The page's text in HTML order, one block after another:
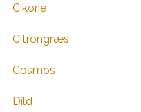
Cikorie
Citrongræs
Cosmos
Dild